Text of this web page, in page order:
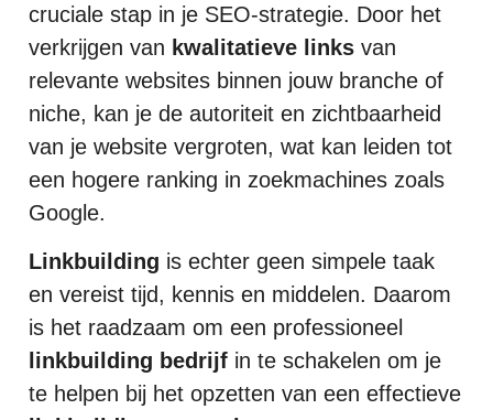
cruciale stap in je SEO-strategie. Door het
verkrijgen van kwalitatieve links van
relevante websites binnen jouw branche of
niche, kan je de autoriteit en zichtbaarheid
van je website vergroten, wat kan leiden tot
een hogere ranking in zoekmachines zoals
Google.
Linkbuilding is echter geen simpele taak
en vereist tijd, kennis en middelen. Daarom
is het raadzaam om een professioneel
linkbuilding bedrijf in te schakelen om je
te helpen bij het opzetten van een effectieve